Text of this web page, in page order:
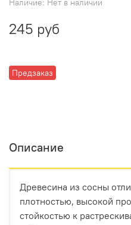
Наличие: Нет в наличии
Предзаказ
245 руб
Описание
Древесина из сосны
плотностью, высокой
стойкостью к